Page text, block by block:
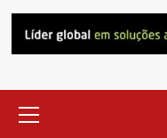
Menu